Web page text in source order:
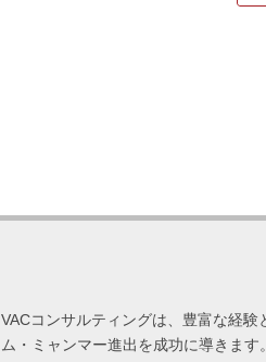
VACコンサルティングは、豊富な経
ム・ミャンマー進出を成功に導きます。